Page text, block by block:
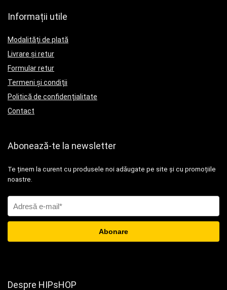
Informații utile
Modalități de plată
Livrare și retur
Formular retur
Termeni și condiții
Politică de confidențialitate
Contact
Abonează-te la newsletter
Te ținem la curent cu produsele noi adăugate pe site și cu promoțiile
noastre.
Despre HIPsHOP